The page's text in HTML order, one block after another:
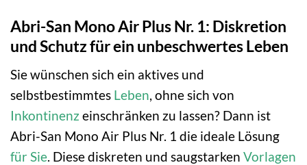
Abri-San Mono Air Plus Nr. 1: Diskretion
und Schutz für ein unbeschwertes Leben
Sie wünschen sich ein aktives und
selbstbestimmtes Leben, ohne sich von
Inkontinenz einschränken zu lassen? Dann ist
Abri-San Mono Air Plus Nr. 1 die ideale Lösung
für Sie. Diese diskreten und saugstarken Vorlagen